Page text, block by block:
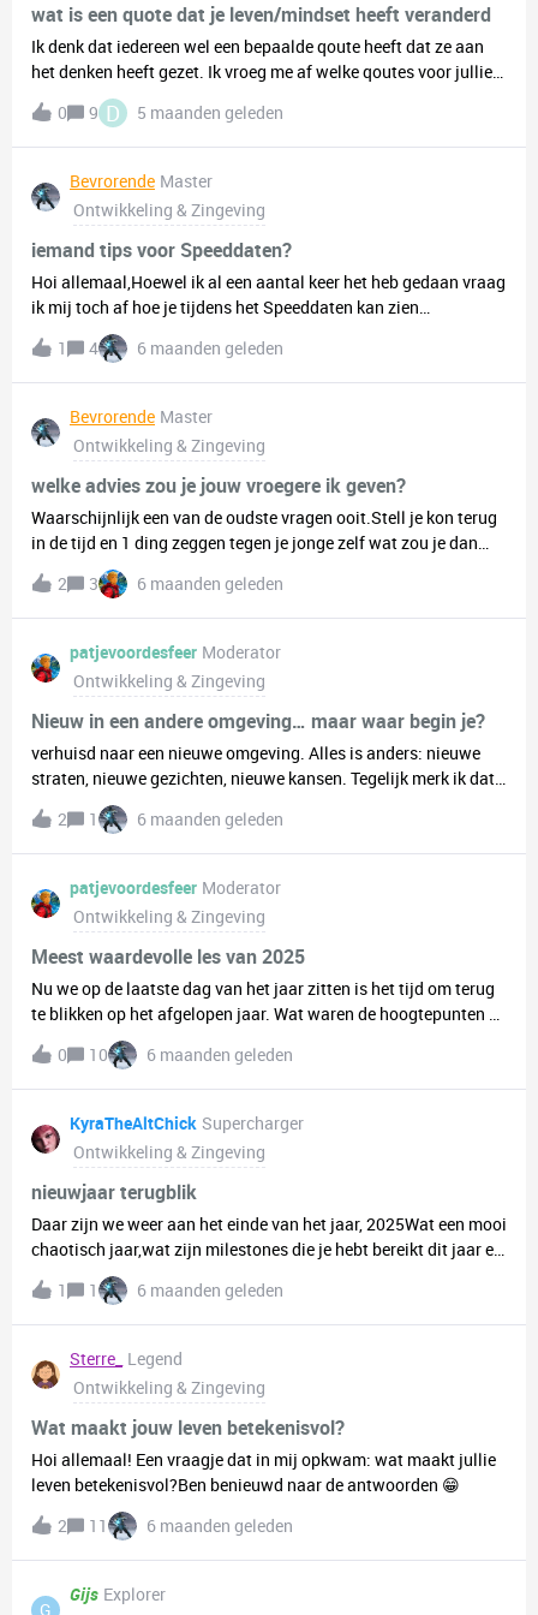
wat is een quote dat je leven/mindset heeft veranderd
Ik denk dat iedereen wel een bepaalde qoute heeft dat ze aan
het denken heeft gezet. Ik vroeg me af welke qoutes voor jullie
belangrijk zijn. Ik heb zelf veel moeite met een plek en mensen
los te laten waarmee ik ben opgegroeid. Ik probeer mijn
mindset naar deze qoutes te zetten: letting go might be
terrifying but staying will kill you. You cannot change the past,
but you can change the future. Ik denk dat oneindigt nadenken
over het verleden je alleen maar er dieper in trekt. Dus ik
probeer mijn verleden los te laten en te focussen op de
toekomst.
0 9 D 5 maanden geleden
Bevrorende Master
Ontwikkeling & Zingeving
iemand tips voor Speeddaten?
Hoi allemaal,Hoewel ik al een aantal keer het heb gedaan vraag
ik mij toch af hoe je tijdens het Speeddaten kan zien
bijvoorbeeld of er een klik is.Ook vroeg ik mij af wat jullie
advies/tips zijn hiervoor gezien ik van plan ben dit te doen
tijdens Dutch Heroes Comicon Wintereditie.
1 4 6 maanden geleden
Bevrorende Master
Ontwikkeling & Zingeving
welke advies zou je jouw vroegere ik geven?
Waarschijnlijk een van de oudste vragen ooit.Stell je kon terug
in de tijd en 1 ding zeggen tegen je jonge zelf wat zou je dan
tegen hem/haar/hun zeggen?Zou je jezelf behouden voor de
fouten die je maakte of zou je jezelf gerust stellen over je
toekomst?
2 3 6 maanden geleden
patjevoordesfeer Moderator
Ontwikkeling & Zingeving
Nieuw in een andere omgeving… maar waar begin je?
verhuisd naar een nieuwe omgeving. Alles is anders: nieuwe
straten, nieuwe gezichten, nieuwe kansen. Tegelijk merk ik dat
het best spannend is om opnieuw mensen te leren kennen. Je
wilt wel, maar… hoe pak je dat eigenlijk aan? Begin je bij een
vereniging, sportclub of hobby?Of werkt online contact leggen
juist beter?En hoe zet je die eerste stap, zonder dat het
ongemakkelijk voelt? Ik ben benieuwd naar jullie ervaringen en
tips. Wat heeft voor jullie gewerkt toen jullie in een nieuwe
omgeving terechtkwamen?
2 1 6 maanden geleden
patjevoordesfeer Moderator
Ontwikkeling & Zingeving
Meest waardevolle les van 2025
Nu we op de laatste dag van het jaar zitten is het tijd om terug
te blikken op het afgelopen jaar. Wat waren de hoogtepunten en
wat waren de dieptepumten?Wat was voor jou de meest
leerzame les van 2025 die je wil delen?🙂
0 10 6 maanden geleden
KyraTheAltChick Supercharger
Ontwikkeling & Zingeving
nieuwjaar terugblik
Daar zijn we weer aan het einde van het jaar, 2025Wat een mooi
chaotisch jaar,wat zijn milestones die je hebt bereikt dit jaar en
waar wil je naar toe werken in 2026 Hoor het graag
terug Groetjes Kyra
1 1 6 maanden geleden
Sterre_ Legend
Ontwikkeling & Zingeving
Wat maakt jouw leven betekenisvol?
Hoi allemaal! Een vraagje dat in mij opkwam: wat maakt jullie
leven betekenisvol?Ben benieuwd naar de antwoorden 😁
2
11 6 maanden geleden
G
Gijs Explorer